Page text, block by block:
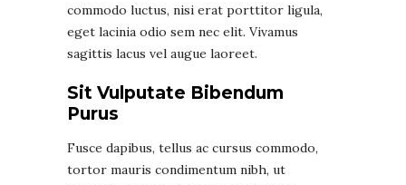
commodo luctus, nisi erat porttitor ligula,
eget lacinia odio sem nec elit. Vivamus
sagittis lacus vel augue laoreet.
Sit Vulputate Bibendum
Purus
Fusce dapibus, tellus ac cursus commodo,
tortor mauris condimentum nibh, ut